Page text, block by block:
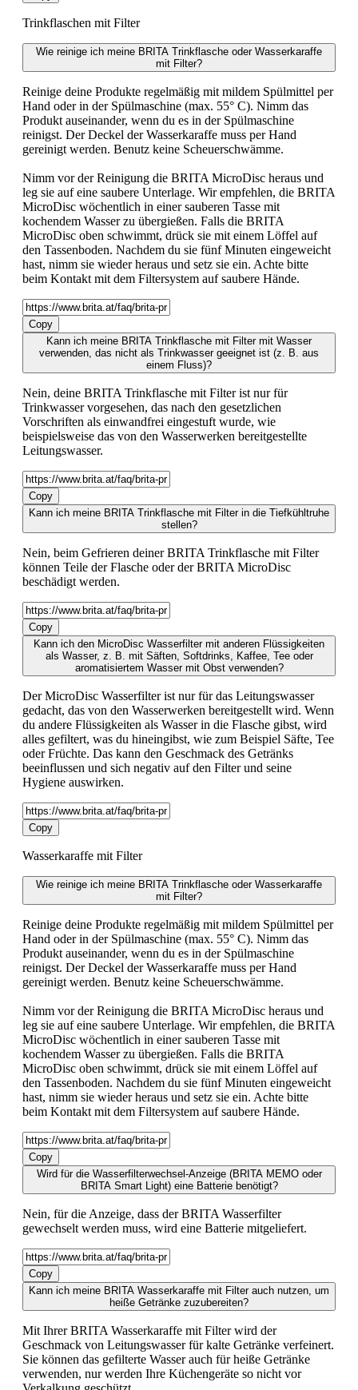
Trinkflaschen mit Filter
Wie reinige ich meine BRITA Trinkflasche oder Wasserkaraffe
mit Filter?
Reinige deine Produkte regelmäßig mit mildem Spülmittel per
Hand oder in der Spülmaschine (max. 55° C). Nimm das
Produkt auseinander, wenn du es in der Spülmaschine
reinigst. Der Deckel der Wasserkaraffe muss per Hand
gereinigt werden. Benutz keine Scheuerschwämme.
Nimm vor der Reinigung die BRITA MicroDisc heraus und
leg sie auf eine saubere Unterlage. Wir empfehlen, die BRITA
MicroDisc wöchentlich in einer sauberen Tasse mit
kochendem Wasser zu übergießen. Falls die BRITA
MicroDisc oben schwimmt, drück sie mit einem Löffel auf
den Tassenboden. Nachdem du sie fünf Minuten eingeweicht
hast, nimm sie wieder heraus und setz sie ein. Achte bitte
beim Kontakt mit dem Filtersystem auf saubere Hände.
Copy
Kann ich meine BRITA Trinkflasche mit Filter mit Wasser
verwenden, das nicht als Trinkwasser geeignet ist (z. B. aus
einem Fluss)?
Nein, deine BRITA Trinkflasche mit Filter ist nur für
Trinkwasser vorgesehen, das nach den gesetzlichen
Vorschriften als einwandfrei eingestuft wurde, wie
beispielsweise das von den Wasserwerken bereitgestellte
Leitungswasser.
Copy
Kann ich meine BRITA Trinkflasche mit Filter in die Tiefkühltruhe
stellen?
Nein, beim Gefrieren deiner BRITA Trinkflasche mit Filter
können Teile der Flasche oder der BRITA MicroDisc
beschädigt werden.
Copy
Kann ich den MicroDisc Wasserfilter mit anderen Flüssigkeiten
als Wasser, z. B. mit Säften, Softdrinks, Kaffee, Tee oder
aromatisiertem Wasser mit Obst verwenden?
Der MicroDisc Wasserfilter ist nur für das Leitungswasser
gedacht, das von den Wasserwerken bereitgestellt wird. Wenn
du andere Flüssigkeiten als Wasser in die Flasche gibst, wird
alles gefiltert, was du hineingibst, wie zum Beispiel Säfte, Tee
oder Früchte. Das kann den Geschmack des Getränks
beeinflussen und sich negativ auf den Filter und seine
Hygiene auswirken.
Copy
Wasserkaraffe mit Filter
Wie reinige ich meine BRITA Trinkflasche oder Wasserkaraffe
mit Filter?
Reinige deine Produkte regelmäßig mit mildem Spülmittel per
Hand oder in der Spülmaschine (max. 55° C). Nimm das
Produkt auseinander, wenn du es in der Spülmaschine
reinigst. Der Deckel der Wasserkaraffe muss per Hand
gereinigt werden. Benutz keine Scheuerschwämme.
Nimm vor der Reinigung die BRITA MicroDisc heraus und
leg sie auf eine saubere Unterlage. Wir empfehlen, die BRITA
MicroDisc wöchentlich in einer sauberen Tasse mit
kochendem Wasser zu übergießen. Falls die BRITA
MicroDisc oben schwimmt, drück sie mit einem Löffel auf
den Tassenboden. Nachdem du sie fünf Minuten eingeweicht
hast, nimm sie wieder heraus und setz sie ein. Achte bitte
beim Kontakt mit dem Filtersystem auf saubere Hände.
Copy
Wird für die Wasserfilterwechsel-Anzeige (BRITA MEMO oder
BRITA Smart Light) eine Batterie benötigt?
Nein, für die Anzeige, dass der BRITA Wasserfilter
gewechselt werden muss, wird eine Batterie mitgeliefert.
Copy
Kann ich meine BRITA Wasserkaraffe mit Filter auch nutzen, um
heiße Getränke zuzubereiten?
Mit Ihrer BRITA Wasserkaraffe mit Filter wird der
Geschmack von Leitungswasser für kalte Getränke verfeinert.
Sie können das gefilterte Wasser auch für heiße Getränke
verwenden, nur werden Ihre Küchengeräte so nicht vor